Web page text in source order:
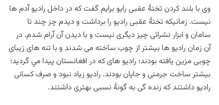
وی با بلند کردن تختۀ عقبی رایو برایم گفت که در داخل رادیو آدم ها
نیست. زمانیکه تختۀ عقبی رادیو را برداشت و دیدم چز چند تا
سامان و ابزار نشراتی چیز دیگری نیست و با دیدن آن آرام شدم. در
آن زمان رادیو ها بیشتر از چوب ساخته می شدند و با تنه های زیبای
چوبی مزین یافته بودند؛ رادیو های که در افغانستان پیدا مي گردید؛
بیشتر ساخت جرمنی و جاپان بودند. رادیو زیاد نبود و صرف کسانی
رادیو داشتند که زنده گی به گونۀ نسبی بهتری داشتند.